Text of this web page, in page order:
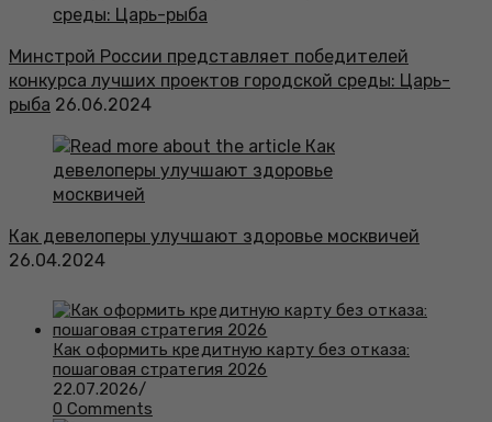
Минстрой России представляет победителей
конкурса лучших проектов городской среды: Царь-
рыба 26.06.2024
Как девелоперы улучшают здоровье москвичей
26.04.2024
Как оформить кредитную карту без отказа:
пошаговая стратегия 2026
22.07.2026/
0 Comments